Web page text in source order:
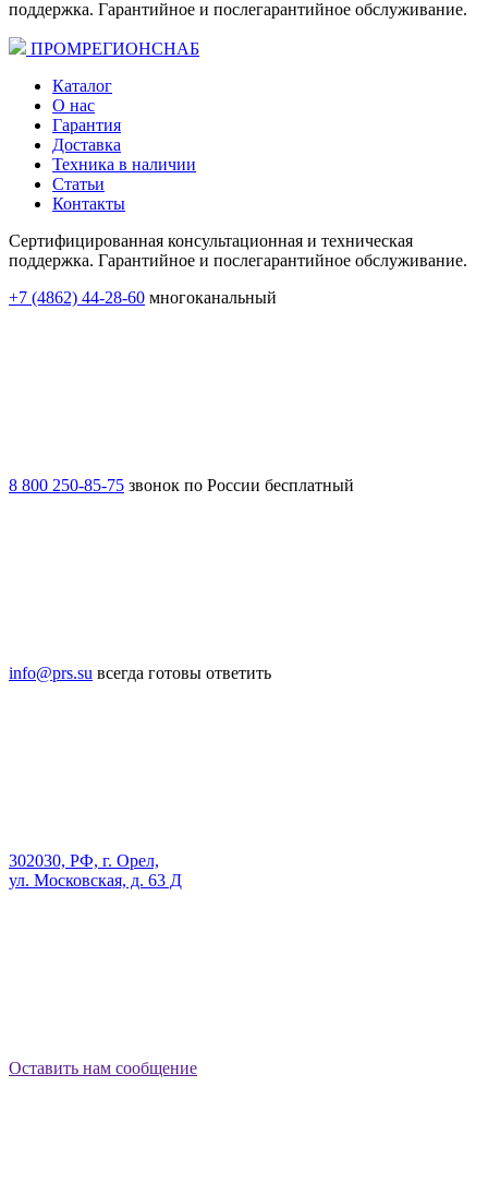
поддержка. Гарантийное и послегарантийное обслуживание.
ПРОМРЕГИОНСНАБ
Каталог
О нас
Гарантия
Доставка
Техника в наличии
Статьи
Контакты
Сертифицированная консультационная и техническая
поддержка. Гарантийное и послегарантийное обслуживание.
+7 (4862) 44-28-60 многоканальный
8 800 250-85-75 звонок по России бесплатный
info@prs.su всегда готовы ответить
302030, РФ, г. Орел,
ул. Московская, д. 63 Д
Оставить нам сообщение